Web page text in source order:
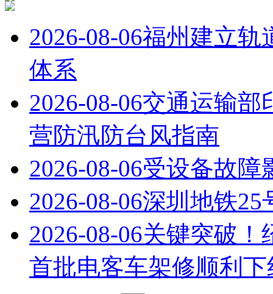
2026-08-06福州建立轨
体系
2026-08-06交通运输部
营防汛防台风指南
2026-08-06受设备故障
2026-08-06深圳地铁25
2026-08-06关键突破！
首批电客车架修顺利下